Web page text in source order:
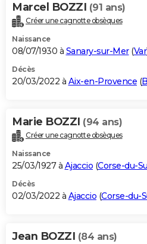
Marcel BOZZI (91 ans)
Créer une cagnotte obsèques
Naissance
08/07/1930 à Sanary-sur-Mer(Var
Décès
20/03/2022 à Aix-en-Provence (
Marie BOZZI (94 ans)
Créer une cagnotte obsèques
Naissance
25/03/1927 à Ajaccio (Corse-du-
Décès
02/03/2022 à Ajaccio (Corse-du-
Jean BOZZI (84 ans)